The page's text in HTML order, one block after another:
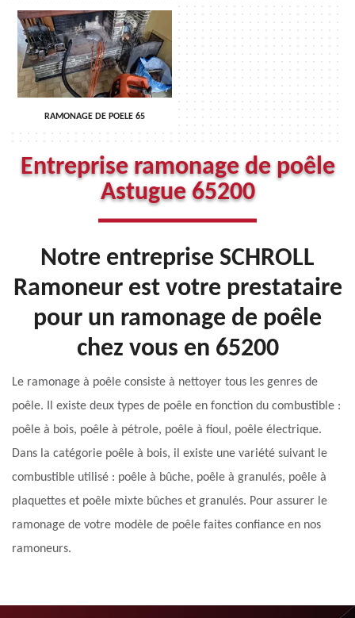
RAMONAGE DE POELE 65
Entreprise ramonage de poêle
Astugue 65200
Notre entreprise SCHROLL
Ramoneur est votre prestataire
pour un ramonage de poêle
chez vous en 65200
Le ramonage à poêle consiste à nettoyer tous les genres de
poêle. Il existe deux types de poêle en fonction du combustible :
poêle à bois, poêle à pétrole, poêle à fioul, poêle électrique.
Dans la catégorie poêle à bois, il existe une variété suivant le
combustible utilisé : poêle à bûche, poêle à granulés, poêle à
plaquettes et poêle mixte bûches et granulés. Pour assurer le
ramonage de votre modèle de poêle faites confiance en nos
ramoneurs.